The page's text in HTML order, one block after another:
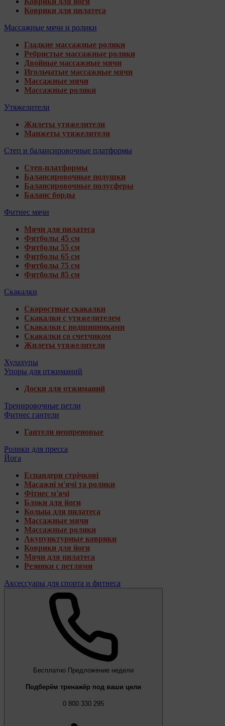
Коврики для пилатеса
Массажные мячи и ролики
Гладкие массажные ролики
Ребристые массажные ролики
Двойные массажные мячи
Игольчатые массажные мячи
Массажные мячи
Массажные ролики
Утяжелители
Жилеты утяжелители
Манжеты утяжелители
Степ и балансировочные платформы
Степ-платформы
Балансировочные подушки
Балансировочные полусферы
Баланс борды
Фитнес мячи
Мячи для пилатеса
Фитболы 45 см
Фитболы 55 см
Фитболы 65 см
Фитболы 75 см
Фитболы 85 см
Скакалки
Скоростные скакалки
Скакалки с утяжелителем
Скакалки с подшипниками
Скакалки со счетчиком
Жилеты утяжелители
Хулахупы
Упоры для отжиманий
Доски для отжиманий
Тренировочные петли
Фитнес гантели
Гантели неопреновые
Ролики для пресса
Йога
Еспандери стрічкові
Масажні м'ячі та ролики
Фітнес м'ячі
Блоки для йоги
Кольца для пилатеса
Массажные мячи
Массажные ролики
Акупунктурные коврики
Коврики для йоги
Мячи для пилатеса
Резинки с петлями
Аксессуары для спорта и фитнеса
Бесплатно Предложение недели
Подберём тренажёр под ваши цели
0 800 330 295